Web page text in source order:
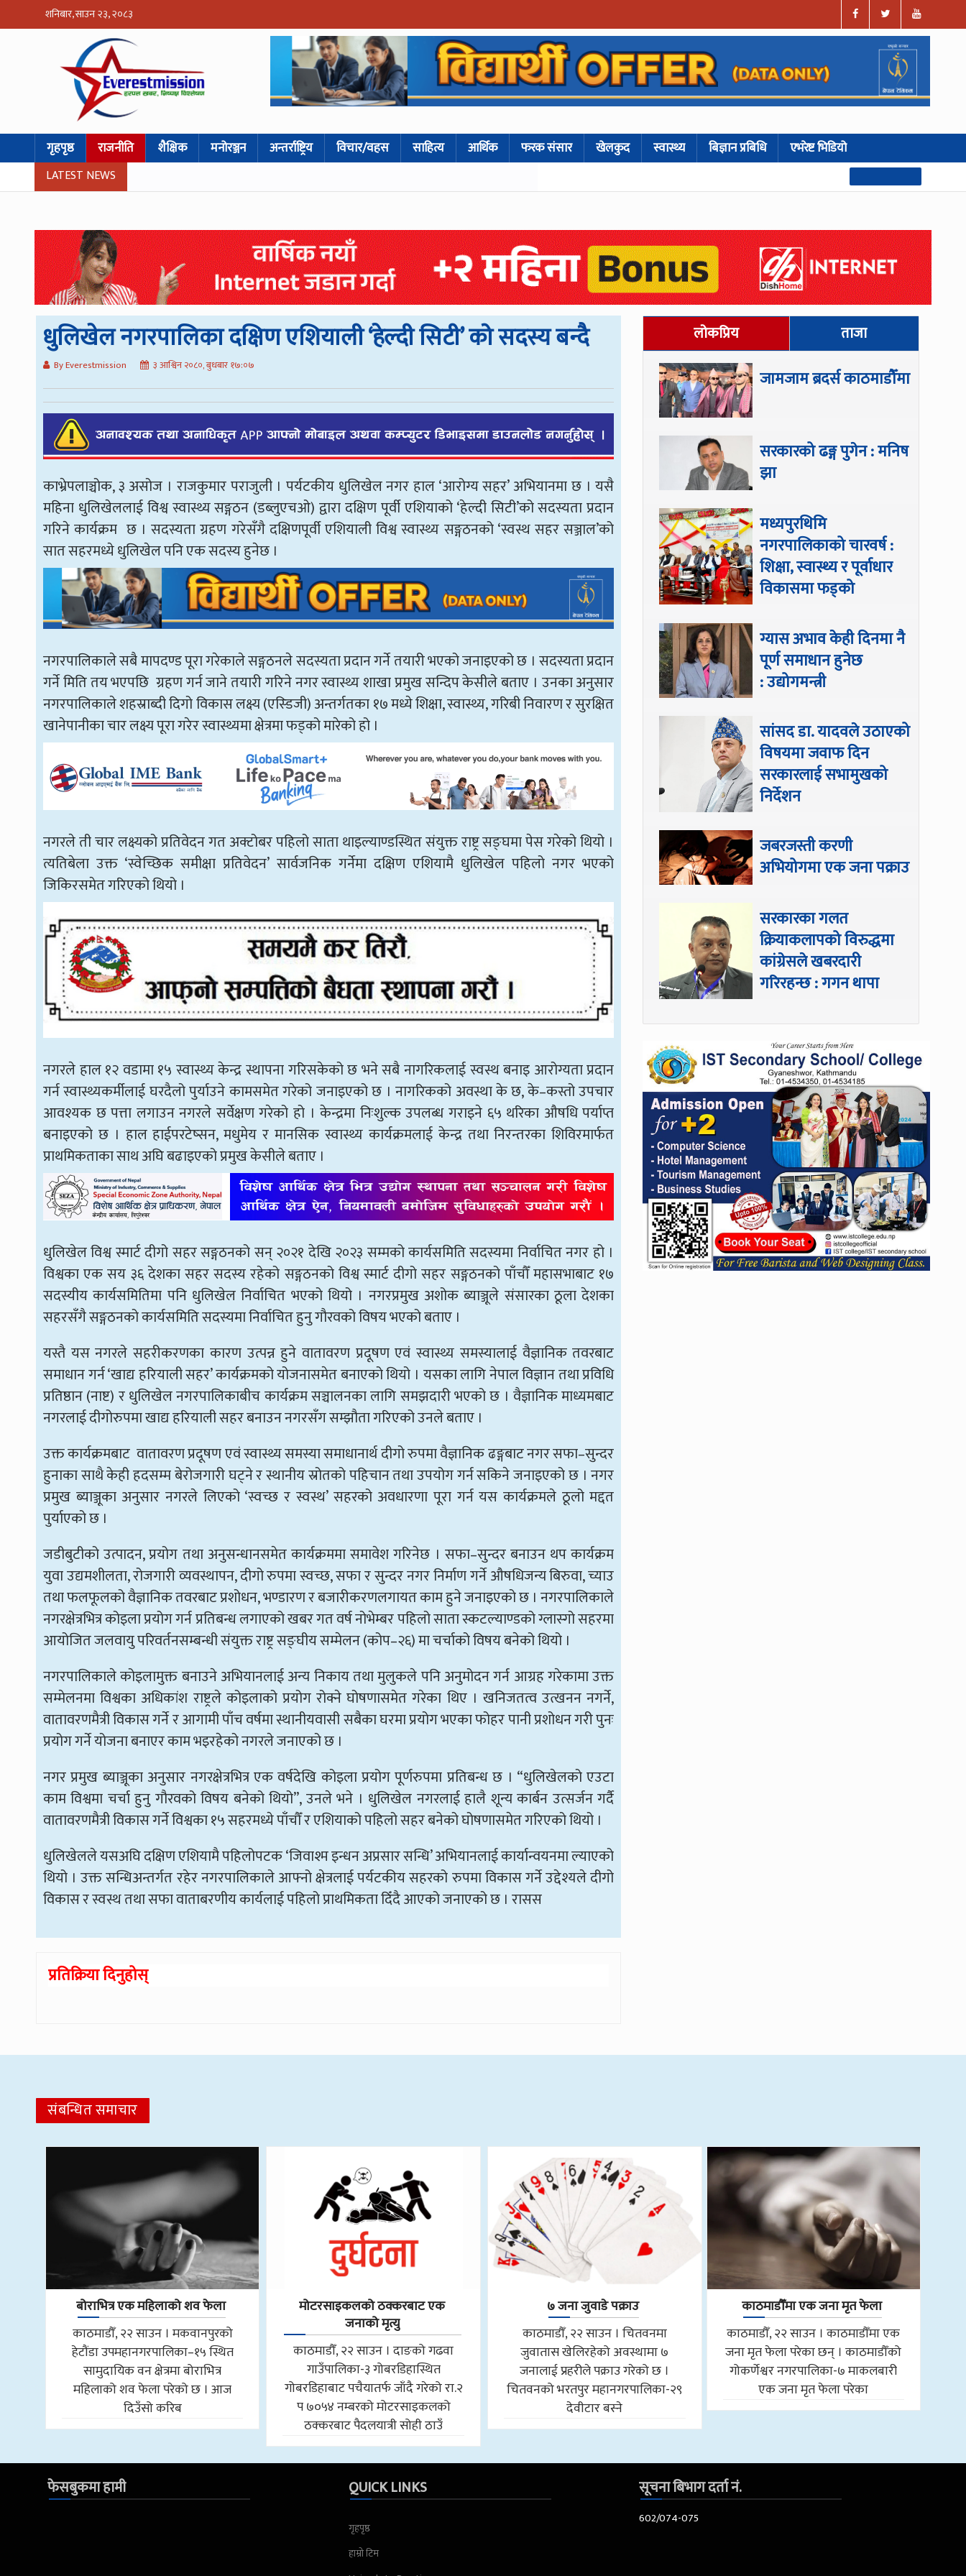
शनिबार, साउन २३, २०८३
गृहपृष्ठ राजनीति शैक्षिक मनोरञ्जन अन्तर्राष्ट्रिय विचार/वहस साहित्य आर्थिक फरक संसार खेलकुद स्वास्थ्य बिज्ञान प्रबिधि एभरेष्ट भिडियो
LATEST NEWS
धुलिखेल नगरपालिका दक्षिण एशियाली ‘हेल्दी सिटी’ को सदस्य बन्दै
By Everestmission ३ आश्विन २०८०, बुधबार १७:०७
काभ्रेपलाञ्चोक, ३ असोज । राजकुमार पराजुली । पर्यटकीय धुलिखेल नगर हाल ‘आरोग्य सहर’ अभियानमा छ । यसै
महिना धुलिखेललाई विश्व स्वास्थ्य सङ्गठन (डब्लुएचओ) द्वारा दक्षिण पूर्वी एशियाको ‘हेल्दी सिटी’को सदस्यता प्रदान
गरिने कार्यक्रम छ । सदस्यता ग्रहण गरेसँगै दक्षिणपूर्वी एशियाली विश्व स्वास्थ्य सङ्गठनको ‘स्वस्थ सहर सञ्जाल’को
सात सहरमध्ये धुलिखेल पनि एक सदस्य हुनेछ ।
नगरपालिकाले सबै मापदण्ड पूरा गरेकाले सङ्गठनले सदस्यता प्रदान गर्ने तयारी भएको जनाइएको छ । सदस्यता प्रदान
गर्ने मिति तय भएपछि ग्रहण गर्न जाने तयारी गरिने नगर स्वास्थ्य शाखा प्रमुख सन्दिप केसीले बताए । उनका अनुसार
नगरपालिकाले शहस्राब्दी दिगो विकास लक्ष्य (एस्डिजी) अन्तर्गतका १७ मध्ये शिक्षा, स्वास्थ्य, गरिबी निवारण र सुरक्षित
खानेपानीका चार लक्ष्य पूरा गरेर स्वास्थ्यमा क्षेत्रमा फड्को मारेको हो ।
नगरले ती चार लक्ष्यको प्रतिवेदन गत अक्टोबर पहिलो साता थाइल्याण्डस्थित संयुक्त राष्ट्र सङ्घमा पेस गरेको थियो ।
त्यतिबेला उक्त ‘स्वेच्छिक समीक्षा प्रतिवेदन’ सार्वजनिक गर्नेमा दक्षिण एशियामै धुलिखेल पहिलो नगर भएको
जिकिरसमेत गरिएको थियो ।
नगरले हाल १२ वडामा १५ स्वास्थ्य केन्द्र स्थापना गरिसकेको छ भने सबै नागरिकलाई स्वस्थ बनाइ आरोग्यता प्रदान
गर्न स्वास्थ्यकर्मीलाई घरदैलो पुर्याउने कामसमेत गरेको जनाइएको छ । नागरिकको अवस्था के छ, के–कस्तो उपचार
आवश्यक छ पत्ता लगाउन नगरले सर्वेक्षण गरेको हो । केन्द्रमा निःशुल्क उपलब्ध गराइने ६५ थरिका औषधि पर्याप्त
बनाइएको छ । हाल हाईपरटेष्सन, मधुमेय र मानसिक स्वास्थ्य कार्यक्रमलाई केन्द्र तथा निरन्तरका शिविरमार्फत
प्राथमिकताका साथ अघि बढाइएको प्रमुख केसीले बताए ।
धुलिखेल विश्व स्मार्ट दीगो सहर सङ्गठनको सन् २०२१ देखि २०२३ सम्मको कार्यसमिति सदस्यमा निर्वाचित नगर हो ।
विश्वका एक सय ३६ देशका सहर सदस्य रहेको सङ्गठनको विश्व स्मार्ट दीगो सहर सङ्गठनको पाँचौँ महासभाबाट १७
सदस्यीय कार्यसमितिमा पनि धुलिखेल निर्वाचित भएको थियो । नगरप्रमुख अशोक ब्याञ्जूले संसारका ठूला देशका
सहरसँगै सङ्गठनको कार्यसमिति सदस्यमा निर्वाचित हुनु गौरवको विषय भएको बताए ।
यस्तै यस नगरले सहरीकरणका कारण उत्पन्न हुने वातावरण प्रदूषण एवं स्वास्थ्य समस्यालाई वैज्ञानिक तवरबाट
समाधान गर्न ‘खाद्य हरियाली सहर’ कार्यक्रमको योजनासमेत बनाएको थियो । यसका लागि नेपाल विज्ञान तथा प्रविधि
प्रतिष्ठान (नाष्ट) र धुलिखेल नगरपालिकाबीच कार्यक्रम सञ्चालनका लागि समझदारी भएको छ । वैज्ञानिक माध्यमबाट
नगरलाई दीगोरुपमा खाद्य हरियाली सहर बनाउन नगरसँग सम्झौता गरिएको उनले बताए ।
उक्त कार्यक्रमबाट वातावरण प्रदूषण एवं स्वास्थ्य समस्या समाधानार्थ दीगो रुपमा वैज्ञानिक ढङ्गबाट नगर सफा–सुन्दर
हुनाका साथै केही हदसम्म बेरोजगारी घट्ने र स्थानीय स्रोतको पहिचान तथा उपयोग गर्न सकिने जनाइएको छ । नगर
प्रमुख ब्याञ्जूका अनुसार नगरले लिएको ‘स्वच्छ र स्वस्थ’ सहरको अवधारणा पूरा गर्न यस कार्यक्रमले ठूलो मद्दत
पुर्याएको छ ।
जडीबुटीको उत्पादन, प्रयोग तथा अनुसन्धानसमेत कार्यक्रममा समावेश गरिनेछ । सफा–सुन्दर बनाउन थप कार्यक्रम
युवा उद्यमशीलता, रोजगारी व्यवस्थापन, दीगो रुपमा स्वच्छ, सफा र सुन्दर नगर निर्माण गर्ने औषधिजन्य बिरुवा, च्याउ
तथा फलफूलको वैज्ञानिक तवरबाट प्रशोधन, भण्डारण र बजारीकरणलगायत काम हुने जनाइएको छ । नगरपालिकाले
नगरक्षेत्रभित्र कोइला प्रयोग गर्न प्रतिबन्ध लगाएको खबर गत वर्ष नोभेम्बर पहिलो साता स्कटल्याण्डको ग्लास्गो सहरमा
आयोजित जलवायु परिवर्तनसम्बन्धी संयुक्त राष्ट्र सङ्घीय सम्मेलन (कोप–२६) मा चर्चाको विषय बनेको थियो ।
नगरपालिकाले कोइलामुक्त बनाउने अभियानलाई अन्य निकाय तथा मुलुकले पनि अनुमोदन गर्न आग्रह गरेकामा उक्त
सम्मेलनमा विश्वका अधिकांश राष्ट्रले कोइलाको प्रयोग रोक्ने घोषणासमेत गरेका थिए । खनिजतत्व उत्खनन नगर्ने,
वातावरणमैत्री विकास गर्ने र आगामी पाँच वर्षमा स्थानीयवासी सबैका घरमा प्रयोग भएका फोहर पानी प्रशोधन गरी पुनः
प्रयोग गर्ने योजना बनाएर काम भइरहेको नगरले जनाएको छ ।
नगर प्रमुख ब्याञ्जूका अनुसार नगरक्षेत्रभित्र एक वर्षदेखि कोइला प्रयोग पूर्णरुपमा प्रतिबन्ध छ । “धुलिखेलको एउटा
काम विश्वमा चर्चा हुनु गौरवको विषय बनेको थियो”, उनले भने । धुलिखेल नगरलाई हालै शून्य कार्बन उत्सर्जन गर्दै
वातावरणमैत्री विकास गर्ने विश्वका १५ सहरमध्ये पाँचौँ र एशियाको पहिलो सहर बनेको घोषणासमेत गरिएको थियो ।
धुलिखेलले यसअघि दक्षिण एशियामै पहिलोपटक ‘जिवाश्म इन्धन अप्रसार सन्धि’ अभियानलाई कार्यान्वयनमा ल्याएको
थियो । उक्त सन्धिअन्तर्गत रहेर नगरपालिकाले आफ्नो क्षेत्रलाई पर्यटकीय सहरको रुपमा विकास गर्ने उद्देश्यले दीगो
विकास र स्वस्थ तथा सफा वाताबरणीय कार्यलाई पहिलो प्राथमिकता दिँदै आएको जनाएको छ । रासस
प्रतिक्रिया दिनुहोस्
लोकप्रिय ताजा
जामजाम ब्रदर्स काठमाडौँमा
सरकारको ढङ्ग पुगेन : मनिष
झा
मध्यपुरथिमि
नगरपालिकाको चारवर्ष :
शिक्षा, स्वास्थ्य र पूर्वाधार
विकासमा फड्को
ग्यास अभाव केही दिनमा नै
पूर्ण समाधान हुनेछ
: उद्योगमन्त्री
सांसद डा‍‍. यादवले उठाएको
विषयमा जवाफ दिन
सरकारलाई सभामुखको
निर्देशन
जबरजस्ती करणी
अभियोगमा एक जना पक्राउ
सरकारका गलत
क्रियाकलापको विरुद्धमा
कांग्रेसले खबरदारी
गरिरहन्छ : गगन थापा
संबन्धित समाचार
बोराभित्र एक महिलाको शव फेला
काठमाडौँ, २२ साउन । मकवानपुरको
हेटौंडा उपमहानगरपालिका–१५ स्थित
सामुदायिक वन क्षेत्रमा बोराभित्र
महिलाको शव फेला परेको छ । आज
दिउँसो करिब
मोटरसाइकलको ठक्करबाट एक
जनाको मृत्यु
काठमाडौँ, २२ साउन । दाङको गढवा
गाउँपालिका-३ गोबरडिहास्थित
गोबरडिहाबाट पचैयातर्फ जाँदै गरेको रा.२
प ७०५४ नम्बरको मोटरसाइकलको
ठक्करबाट पैदलयात्री सोही ठाउँ
७ जना जुवाडे पक्राउ
काठमाडौँ, २२ साउन । चितवनमा
जुवातास खेलिरहेको अवस्थामा ७
जनालाई प्रहरीले पक्राउ गरेको छ ।
चितवनको भरतपुर महानगरपालिका-२९
देवीटार बस्ने
काठमाडौँमा एक जना मृत फेला
काठमाडौँ, २२ साउन । काठमाडौँमा एक
जना मृत फेला परेका छन् । काठमाडौँको
गोकर्णेश्वर नगरपालिका-७ माकलबारी
एक जना मृत फेला परेका
फेसबुकमा हामी QUICK LINKS
गृहपृष्ठ
हाम्रो टिम
सूचना बिभाग दर्ता नं.
602/074-075